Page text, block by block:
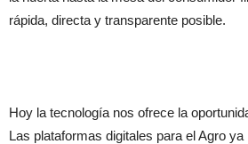
rápida, directa y transparente posible.
Hoy la tecnología nos ofrece la
Las plataformas digitales para el Agro